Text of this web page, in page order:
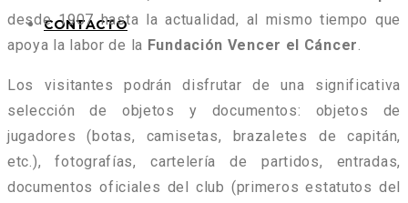
CONTACTO
desde 1907 hasta la actualidad, al mismo tiempo que
apoya la labor de la Fundación Vencer el Cáncer.
Los visitantes podrán disfrutar de una significativa
selección de objetos y documentos: objetos de
jugadores (botas, camisetas, brazaletes de capitán,
etc.), fotografías, cartelería de partidos, entradas,
documentos oficiales del club (primeros estatutos del